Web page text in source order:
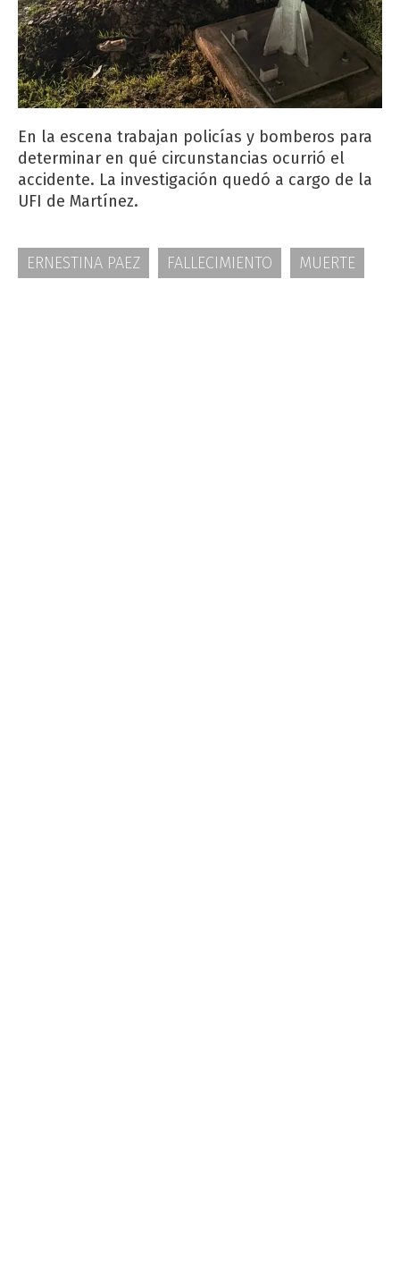
En la escena trabajan policías y bomberos para
determinar en qué circunstancias ocurrió el
accidente. La investigación quedó a cargo de la
UFI de Martínez.
ERNESTINA PAEZ FALLECIMIENTO MUERTE